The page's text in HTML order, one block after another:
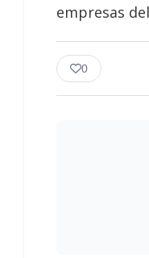
empresas
0